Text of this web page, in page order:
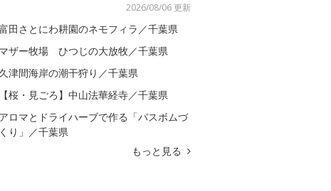
2026/08/06 更新
田さとにわ耕園のネモフィラ／千葉県
マザー牧場 ひつじの大放牧／千葉県
久津間海岸の潮干狩り／千葉県
【桜・見ごろ】中山法華経寺／千葉県
アロマとドライハーブで作る「バスボムづ
くり」／千葉県
もっと見る